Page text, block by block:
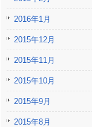
2016年1月
2015年12月
2015年11月
2015年10月
2015年9月
2015年8月